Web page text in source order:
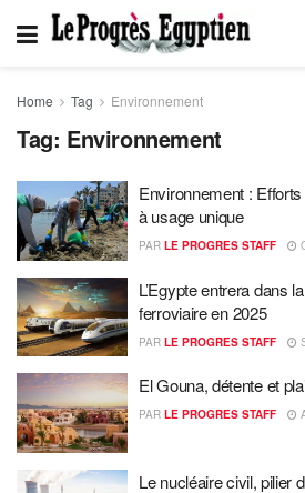
Home Tag Environnement
Tag: Environnement
Environnement :
à usage unique
PAR LE PROGRES STAFF
L’Egypte entrera dans
ferroviaire en 2025
PAR LE PROGRES STAFF
El Gouna, détente et
PAR LE PROGRES STAFF
Le nucléaire civil, pilier